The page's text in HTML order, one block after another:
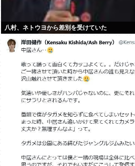
八村、ネトウヨから差別を受けていた